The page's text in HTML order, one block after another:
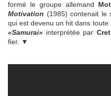
formé le groupe allemand
Motivation (1985) contenait le
qui est devenu un hit dans
«Samurai» interprétée par
fier. ▼